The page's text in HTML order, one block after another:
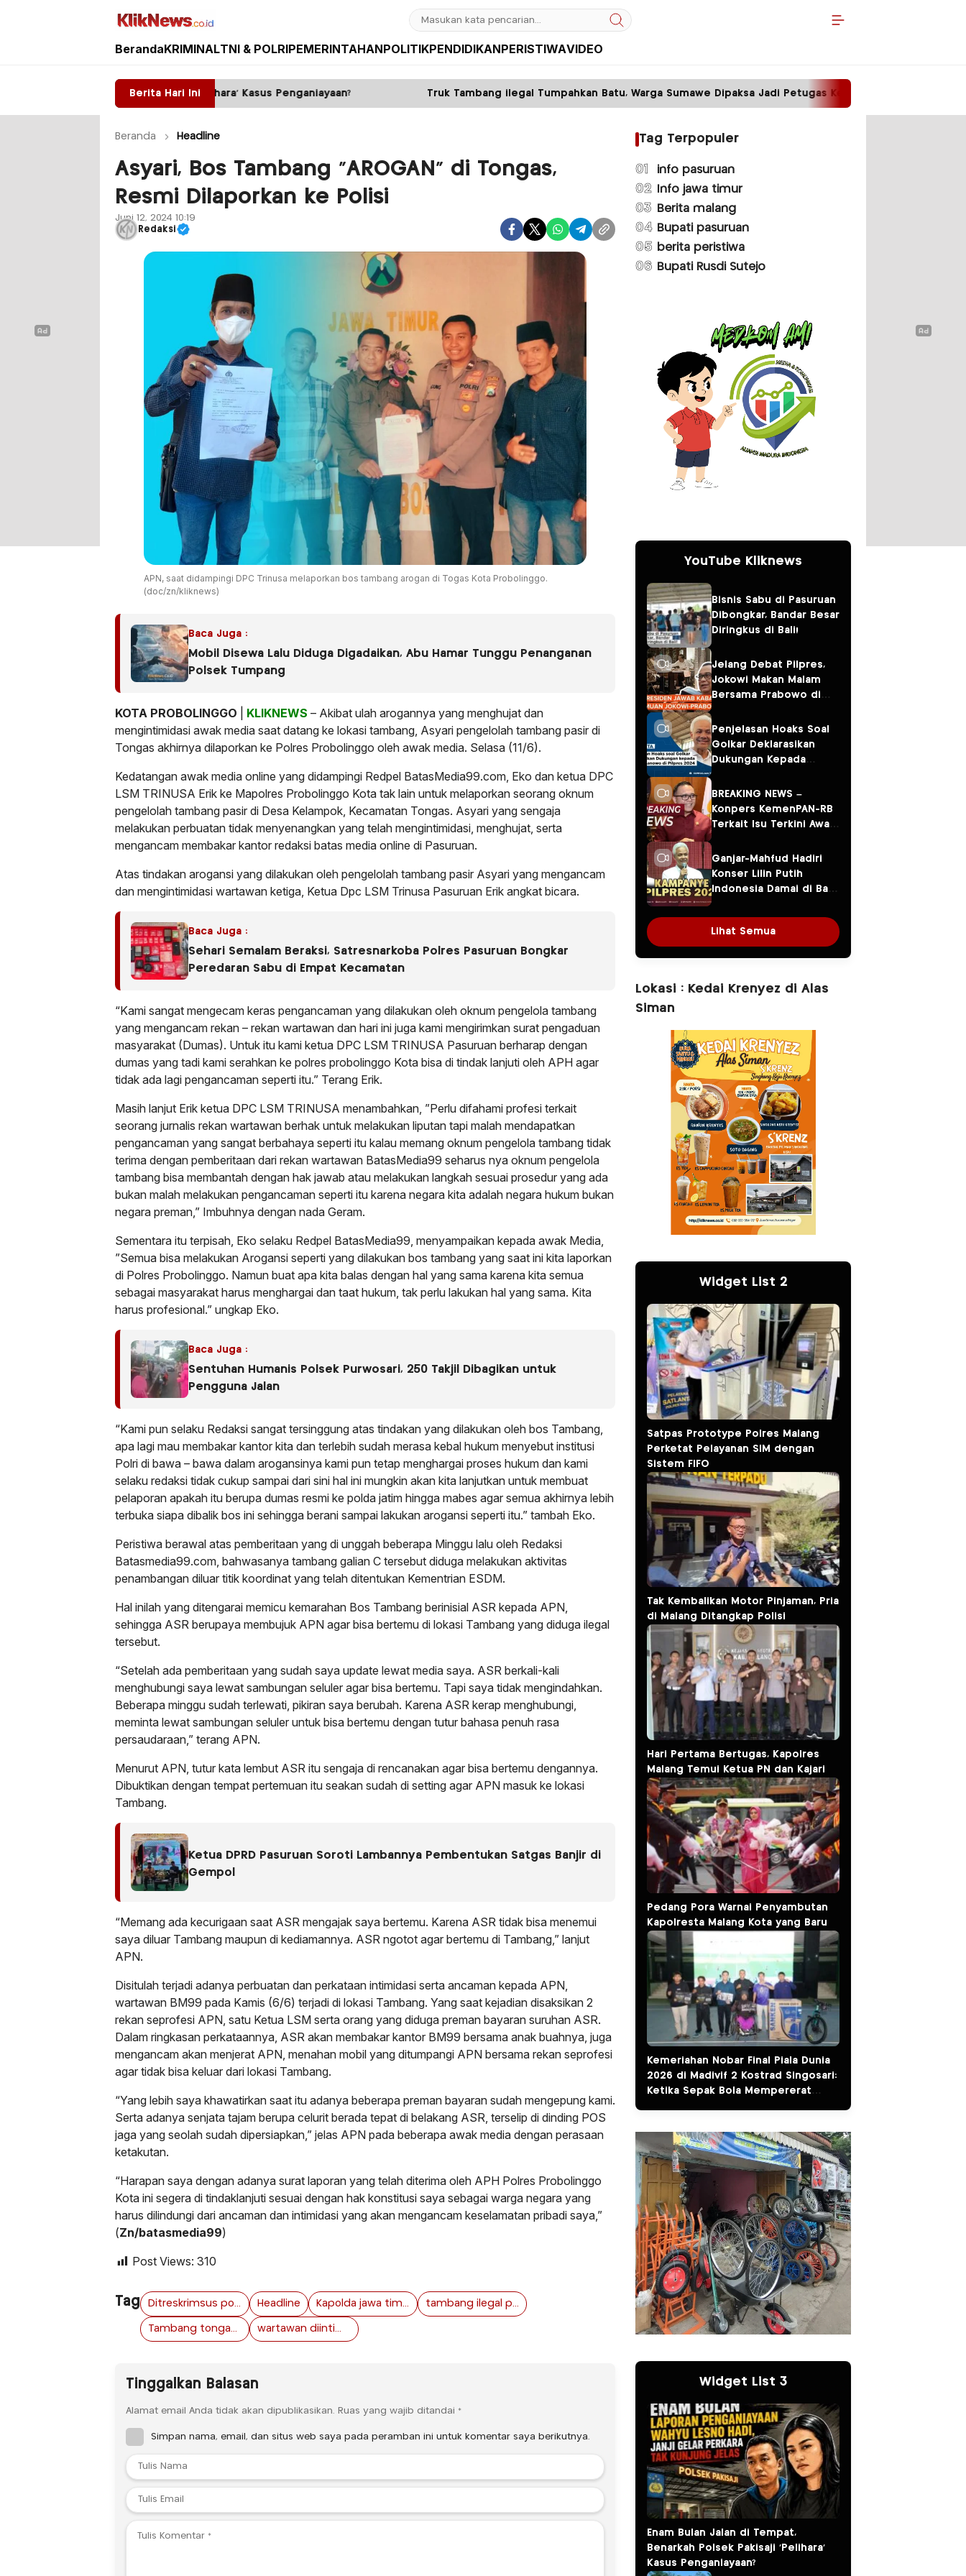
Kliknews.co.id
BerandaKRIMINALTNI & POLRIPEMERINTAHANPOLITIKPENDIDIKANPERISTIWAVIDEO
Berita Hari Ini
Polsek Pakisaji ‘Pelihara’ Kasus Penganiayaan? Truk Tambang ilegal Tumpahkan Batu, Warga Sumawe Dipaksa Jadi Petugas Kebersihan
Beranda Headline
Asyari, Bos Tambang “AROGAN” di Tongas,
Resmi Dilaporkan ke Polisi
Juni 12, 2024 10:19
Redaksi
APN, saat didampingi DPC Trinusa melaporkan bos tambang arogan di Togas Kota Probolinggo.
(doc/zn/kliknews)
Baca Juga :
Mobil Disewa Lalu Diduga Digadaikan, Abu Hamar Tunggu Penanganan
Polsek Tumpang
KOTA PROBOLINGGO KLIKNEWS – Akibat ulah arogannya yang menghujat dan
mengintimidasi awak media saat datang ke lokasi tambang, Asyari pengelolah tambang pasir di
Tongas akhirnya dilaporkan ke Polres Probolinggo oleh awak media. Selasa (11/6).
Kedatangan awak media online yang didampingi Redpel BatasMedia99.com, Eko dan ketua DPC
LSM TRINUSA Erik ke Mapolres Probolinggo Kota tak lain untuk melaporkan seorang oknum
pengelolah tambang pasir di Desa Kelampok, Kecamatan Tongas. Asyari yang sengaja
melakukan perbuatan tidak menyenangkan yang telah mengintimidasi, menghujat, serta
mengancam membakar kantor redaksi batas media online di Pasuruan.
Atas tindakan arogansi yang dilakukan oleh pengelolah tambang pasir Asyari yang mengancam
dan mengintimidasi wartawan ketiga, Ketua Dpc LSM Trinusa Pasuruan Erik angkat bicara.
Baca Juga :
Sehari Semalam Beraksi, Satresnarkoba Polres Pasuruan Bongkar
Peredaran Sabu di Empat Kecamatan
“Kami sangat mengecam keras pengancaman yang dilakukan oleh oknum pengelola tambang
yang mengancam rekan – rekan wartawan dan hari ini juga kami mengirimkan surat pengaduan
masyarakat (Dumas). Untuk itu kami ketua DPC LSM TRINUSA Pasuruan berharap dengan
dumas yang tadi kami serahkan ke polres probolinggo Kota bisa di tindak lanjuti oleh APH agar
tidak ada lagi pengancaman seperti itu.” Terang Erik.
Masih lanjut Erik ketua DPC LSM TRINUSA menambahkan, ”Perlu difahami profesi terkait
seorang jurnalis rekan wartawan berhak untuk melakukan liputan tapi malah mendapatkan
pengancaman yang sangat berbahaya seperti itu kalau memang oknum pengelola tambang tidak
terima dengan pemberitaan dari rekan wartawan BatasMedia99 seharus nya oknum pengelola
tambang bisa membantah dengan hak jawab atau melakukan langkah sesuai prosedur yang ada
bukan malah melakukan pengancaman seperti itu karena negara kita adalah negara hukum bukan
negara preman,” Imbuhnya dengan nada Geram.
Sementara itu terpisah, Eko selaku Redpel BatasMedia99, menyampaikan kepada awak Media,
”Semua bisa melakukan Arogansi seperti yang dilakukan bos tambang yang saat ini kita laporkan
di Polres Probolinggo. Namun buat apa kita balas dengan hal yang sama karena kita semua
sebagai masyarakat harus menghargai dan taat hukum, tak perlu lakukan hal yang sama. Kita
harus profesional.” ungkap Eko.
Baca Juga :
Sentuhan Humanis Polsek Purwosari, 250 Takjil Dibagikan untuk
Pengguna Jalan
“Kami pun selaku Redaksi sangat tersinggung atas tindakan yang dilakukan oleh bos Tambang,
apa lagi mau membakar kantor kita dan terlebih sudah merasa kebal hukum menyebut institusi
Polri di bawa – bawa dalam arogansinya kami pun tetap menghargai proses hukum dan kami
selaku redaksi tidak cukup sampai dari sini hal ini mungkin akan kita lanjutkan untuk membuat
pelaporan apakah itu berupa dumas resmi ke polda jatim hingga mabes agar semua akhirnya lebih
terbuka siapa dibalik bos ini sehingga berani sampai lakukan arogansi seperti itu.” tambah Eko.
Peristiwa berawal atas pemberitaan yang di unggah beberapa Minggu lalu oleh Redaksi
Batasmedia99.com, bahwasanya tambang galian C tersebut diduga melakukan aktivitas
penambangan diluar titik koordinat yang telah ditentukan Kementrian ESDM.
Hal inilah yang ditengarai memicu kemarahan Bos Tambang berinisial ASR kepada APN,
sehingga ASR berupaya membujuk APN agar bisa bertemu di lokasi Tambang yang diduga ilegal
tersebut.
“Setelah ada pemberitaan yang sudah saya update lewat media saya. ASR berkali-kali
menghubungi saya lewat sambungan seluler agar bisa bertemu. Tapi saya tidak mengindahkan.
Beberapa minggu sudah terlewati, pikiran saya berubah. Karena ASR kerap menghubungi,
meminta lewat sambungan seluler untuk bisa bertemu dengan tutur bahasa penuh rasa
persaudaraan,” terang APN.
Menurut APN, tutur kata lembut ASR itu sengaja di rencanakan agar bisa bertemu dengannya.
Dibuktikan dengan tempat pertemuan itu seakan sudah di setting agar APN masuk ke lokasi
Tambang.
Ketua DPRD Pasuruan Soroti Lambannya Pembentukan Satgas Banjir di
Gempol
“Memang ada kecurigaan saat ASR mengajak saya bertemu. Karena ASR tidak bisa menemui
saya diluar Tambang maupun di kediamannya. ASR ngotot agar bertemu di Tambang,” lanjut
APN.
Disitulah terjadi adanya perbuatan dan perkataan intimidasi serta ancaman kepada APN,
wartawan BM99 pada Kamis (6/6) terjadi di lokasi Tambang. Yang saat kejadian disaksikan 2
rekan seprofesi APN, satu Ketua LSM serta orang yang diduga preman bayaran suruhan ASR.
Dalam ringkasan perkataannya, ASR akan membakar kantor BM99 bersama anak buahnya, juga
mengancam akan menjerat APN, menahan mobil yang ditumpangi APN bersama rekan seprofesi
agar tidak bisa keluar dari lokasi Tambang.
“Yang lebih saya khawatirkan saat itu adanya beberapa preman bayaran sudah mengepung kami.
Serta adanya senjata tajam berupa celurit berada tepat di belakang ASR, terselip di dinding POS
jaga yang seolah sudah dipersiapkan,” jelas APN pada beberapa awak media dengan perasaan
ketakutan.
“Harapan saya dengan adanya surat laporan yang telah diterima oleh APH Polres Probolinggo
Kota ini segera di tindaklanjuti sesuai dengan hak konstitusi saya sebagai warga negara yang
harus dilindungi dari ancaman dan intimidasi yang akan mengancam keselamatan pribadi saya,”
(Zn/batasmedia99)
Post Views: 310
Tag Ditreskrimsus polda jawa timur Headline Kapolda jawa timur tambang ilegal probolinggo
Tambang tongas probolinggo kota wartawan diintimidasi
Tinggalkan Balasan
Alamat email Anda tidak akan dipublikasikan. Ruas yang wajib ditandai *
Simpan nama, email, dan situs web saya pada peramban ini untuk komentar saya berikutnya.
Tag Terpopuler
01 info pasuruan
02 Info jawa timur
03 Berita malang
04 Bupati pasuruan
05 berita peristiwa
06 Bupati Rusdi Sutejo
YouTube Kliknews
Bisnis Sabu di Pasuruan
Dibongkar, Bandar Besar
Diringkus di Bali!
Jelang Debat Pilpres,
Jokowi Makan Malam
Bersama Prabowo di
Penjelasan Hoaks Soal
Golkar Deklarasikan
Dukungan Kepada
Pilpres 2024
BREAKING NEWS –
Konpers KemenPAN-RB
Terkait Isu Terkini Awal
Ganjar-Mahfud Hadiri
Konser Lilin Putih
Indonesia Damai di Balai
Lihat Semua
Lokasi : Kedai Krenyez di Alas
Siman
Widget List 2
Satpas Prototype Polres Malang
Perketat Pelayanan SIM dengan
Sistem FIFO
Tak Kembalikan Motor Pinjaman, Pria
di Malang Ditangkap Polisi
Hari Pertama Bertugas, Kapolres
Malang Temui Ketua PN dan Kajari
Pedang Pora Warnai Penyambutan
Kapolresta Malang Kota yang Baru
Kemeriahan Nobar Final Piala Dunia
2026 di Madivif 2 Kostrad Singosari:
Ketika Sepak Bola Mempererat
Widget List 3
Enam Bulan Jalan di Tempat,
Benarkah Polsek Pakisaji ‘Pelihara’
Kasus Penganiayaan?